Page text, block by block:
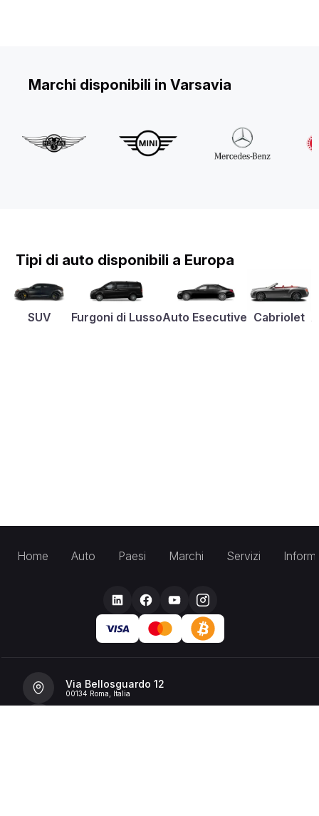
Marchi disponibili in Varsavia
Tipi di auto disponibili a Europa
SUV Furgoni di LussoAuto Esecutive Cabriolet
Home Auto Paesi Marchi Servizi
Via Bellosguardo 12
00134 Roma, Italia